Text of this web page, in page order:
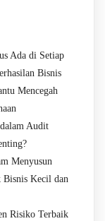
Ada di Setiap
Bisnis
Mencegah
Audit
Menyusun
Bisnis Kecil dan
Risiko Terbaik